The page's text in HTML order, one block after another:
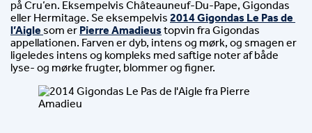
på Cru’en. Eksempelvis Châteauneuf-Du-Pape, Gigondas
eller Hermitage. Se eksempelvis 2014 Gigondas Le Pas de
l’Aigle som er Pierre Amadieus topvin fra Gigondas
appellationen. Farven er dyb, intens og mørk, og smagen er
ligeledes intens og kompleks med saftige noter af både
lyse- og mørke frugter, blommer og figner.